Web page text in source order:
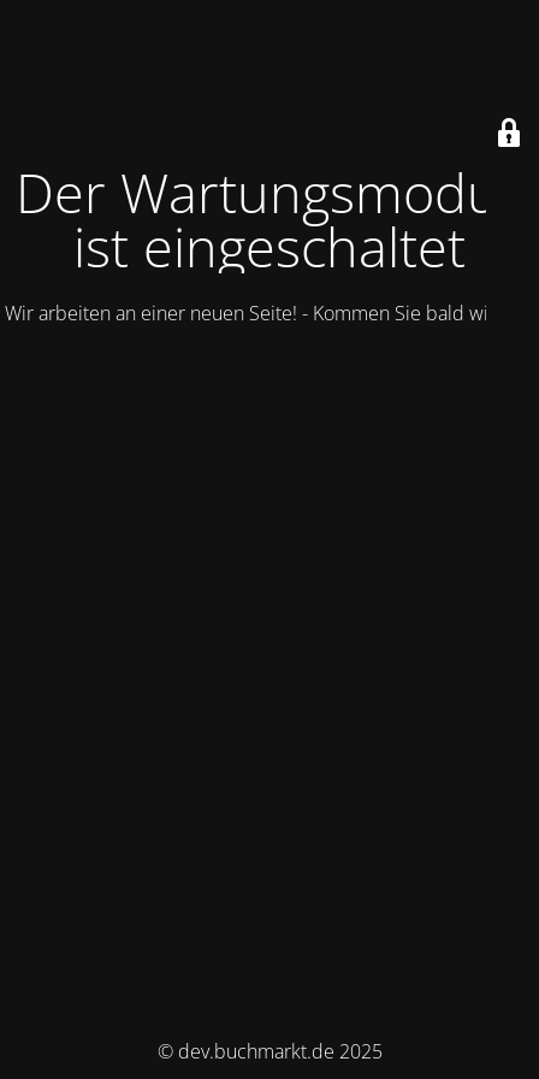
Der Wartungsmodus
ist eingeschaltet
Wir arbeiten an einer neuen Seite! - Kommen Sie bald wieder.
© dev.buchmarkt.de 2025